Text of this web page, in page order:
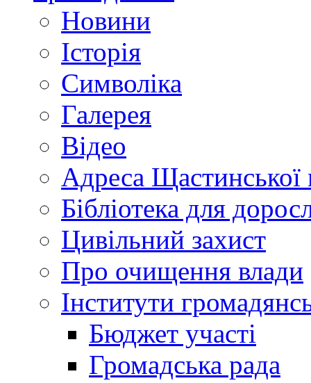
Новини
Історія
Символіка
Галерея
Відео
Адреса Щастинської
Бібліотека для
Цивільний захист
Про очищення влади
Інститути
Бюджет участі
Громадська рада